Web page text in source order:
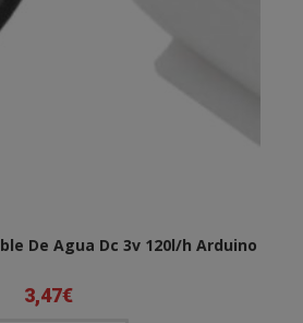
De Agua Dc 3v 120l/h Arduino
3,47€